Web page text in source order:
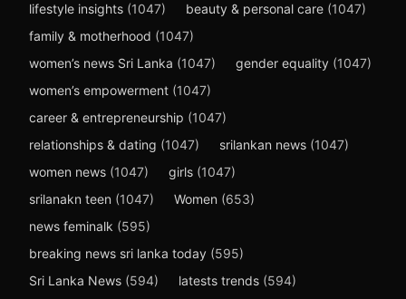
lifestyle insights (1047) beauty & personal care (1047)
family & motherhood (1047)
women’s news Sri Lanka (1047) gender equality (1047)
women’s empowerment (1047)
career & entrepreneurship (1047)
relationships & dating (1047) srilankan news (1047)
women news (1047) girls (1047)
srilanakn teen (1047) Women (653)
news feminalk (595)
breaking news sri lanka today (595)
Sri Lanka News (594) latests trends (594)